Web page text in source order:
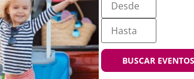
BUSCAR EVENTOS